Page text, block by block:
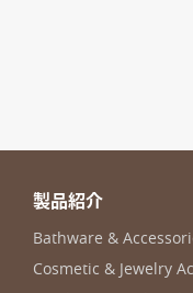
製品紹介
Bathware &
Cosmetic & Jewelry